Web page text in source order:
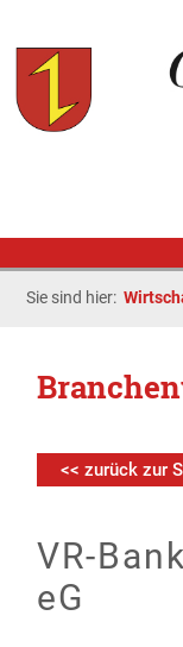
Sie sind hier:
<< zurück zur
VR-
eG